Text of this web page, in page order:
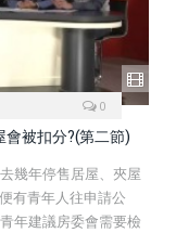
0
會被扣分?(第二節)
幾年停售居屋、夾屋
有青年人往申請公
年建議房委會需要檢